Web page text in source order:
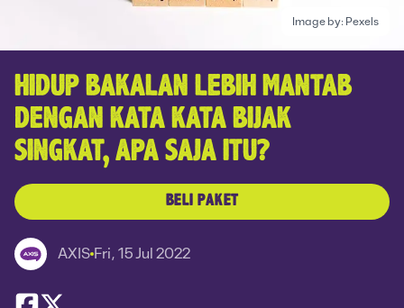
Image by: Pexels
HIDUP BAKALAN LEBIH MANTAB
DENGAN KATA KATA BIJAK
SINGKAT, APA SAJA ITU?
BELI PAKET
AXIS Fri, 15 Jul 2022